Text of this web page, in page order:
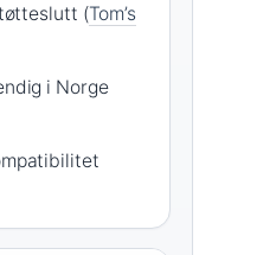
(Tom’s
i Norge